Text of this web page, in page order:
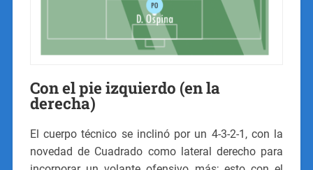
Con el pie izquierdo (en la
derecha)
El cuerpo técnico se inclinó por un 4-3-2-1, con la
novedad de Cuadrado como lateral derecho para